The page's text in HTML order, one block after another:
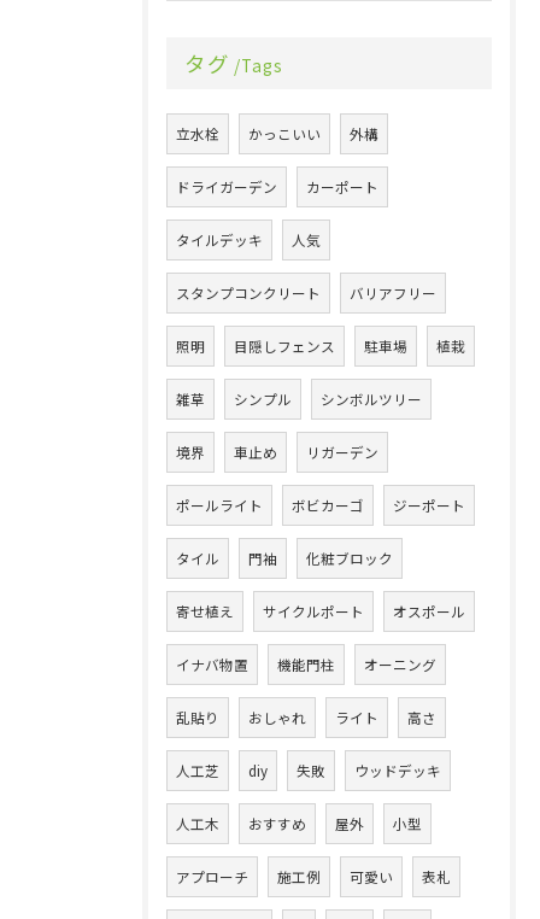
タグ Tags
立水栓 かっこいい 外構
ドライガーデン カーポート
タイルデッキ 人気
スタンプコンクリート バリアフリー
照明 目隠しフェンス 駐車場 植栽
雑草 シンプル シンボルツリー
境界 車止め リガーデン
ポールライト ボビカーゴ ジーポート
タイル 門袖 化粧ブロック
寄せ植え サイクルポート オスポール
イナバ物置 機能門柱 オーニング
乱貼り おしゃれ ライト 高さ
人工芝 diy 失敗 ウッドデッキ
人工木 おすすめ 屋外 小型
アプローチ 施工例 可愛い 表札